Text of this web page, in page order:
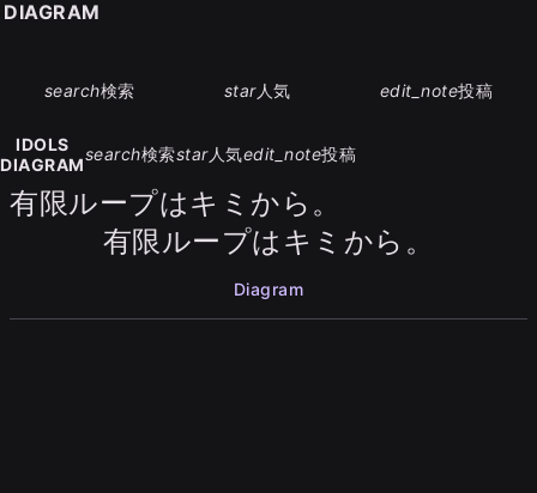
search検索 star人気 edit_note投稿
IDOLS
DIAGRAM
search検索star人気edit_note投稿
有限ループはキミから。
有限ループはキミから。
Diagram